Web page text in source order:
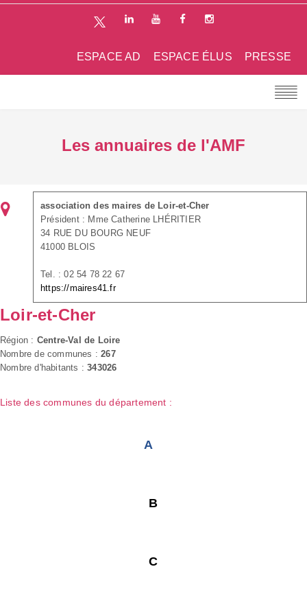
PRESSE
ESPACE ÉLUS
ESPACE AD
Les annuaires de l'AMF
association des maires de Loir-et-Cher
Président : Mme Catherine LHÉRITIER
34 RUE DU BOURG NEUF
41000 BLOIS
Tel. : 02 54 78 22 67
https://maires41.fr
Loir-et-Cher
Région : Centre-Val de Loire
Nombre de communes :267
Nombre d'habitants :343026
Liste des communes du département :
A
B
C